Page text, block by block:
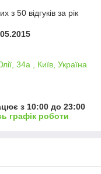
з 50 відгуків за рік
34а , Київ, Україна
з 10:00 до 23:00
графік роботи